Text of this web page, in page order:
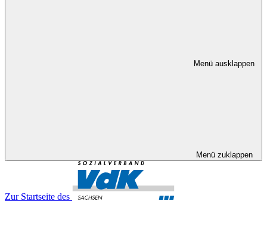
Menü ausklappen
Menü zuklappen
Zur Startseite des